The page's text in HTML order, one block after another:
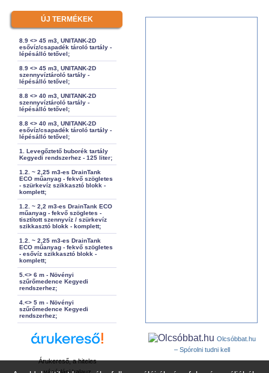
ÚJ TERMÉKEK
8.9 <> 45 m3, UNITANK-2D
esővíz/csapadék tároló tartály -
lépésálló tetővel;
8.9 <> 45 m3, UNITANK-2D
szennyvíztároló tartály -
lépésálló tetővel;
8.8 <> 40 m3, UNITANK-2D
szennyvíztároló tartály -
lépésálló tetővel;
8.8 <> 40 m3, UNITANK-2D
esővíz/csapadék tároló tartály -
lépésálló tetővel;
1. Levegőztető buborék tartály
Kegyedi rendszerhez - 125 liter;
1.2. ~ 2,25 m3-es DrainTank
ECO műanyag - fekvő szögletes
- szürkevíz szikkasztó blokk -
komplett;
1.2. ~ 2,2 m3-es DrainTank ECO
műanyag - fekvő szögletes -
tisztított szennyvíz / szürkevíz
szikkasztó blokk - komplett;
1.2. ~ 2,25 m3-es DrainTank
ECO műanyag - fekvő szögletes
- esővíz szikkasztó blokk -
komplett;
5.<> 6 m - Növényi
szűrőmedence Kegyedi
rendszerhez;
4.<> 5 m - Növényi
szűrőmedence Kegyedi
rendszerhez;
Árukereső, a hiteles
Olcsóbbat.hu
– Spórolni tudni kell